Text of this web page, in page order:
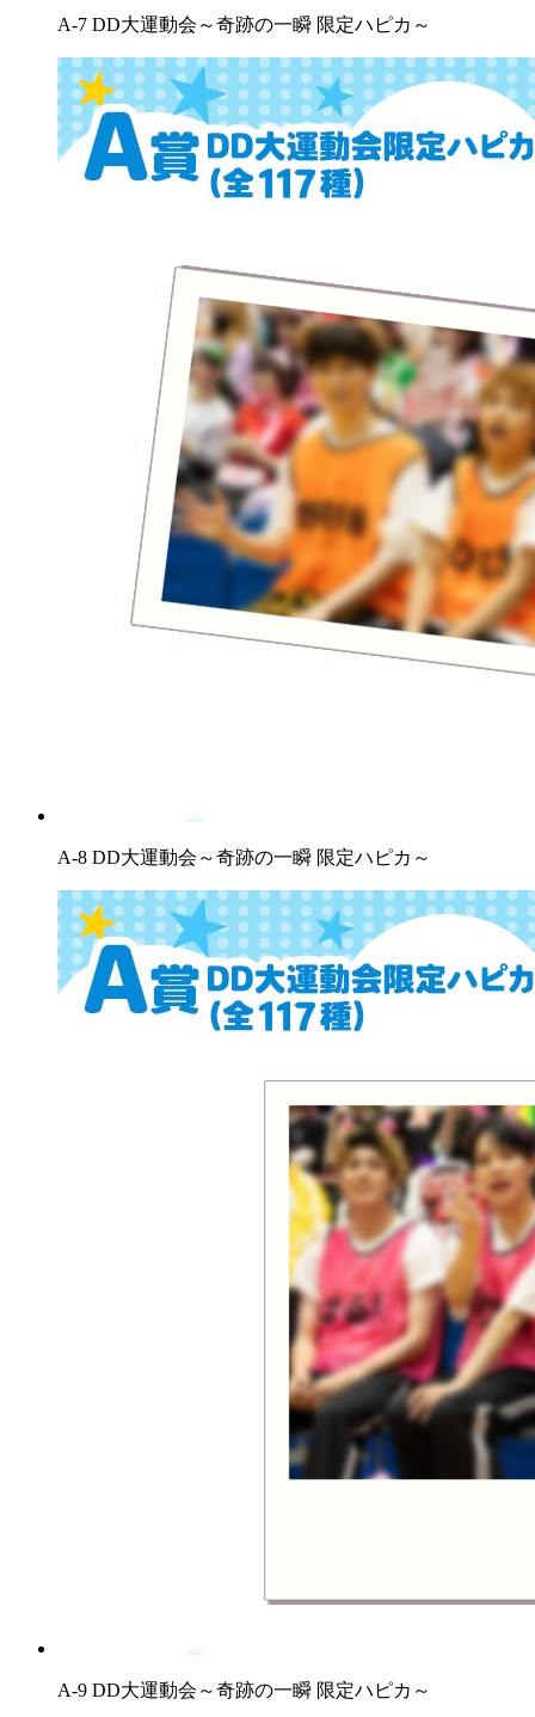
A-7 DD大運動会～奇跡の一瞬 限定ハピカ～
A-8 DD大運動会～奇跡の一瞬 限定ハピカ～
A-9 DD大運動会～奇跡の一瞬 限定ハピカ～